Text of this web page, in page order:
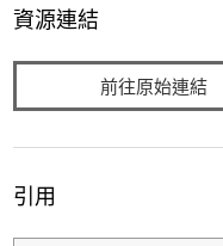
資源連結
前往原始連結
引用